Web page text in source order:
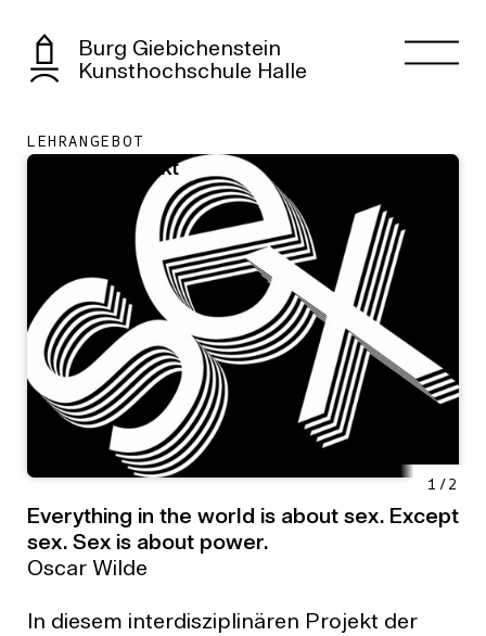
Burg Giebichenstein
Kunsthochschule Halle
LEHRANGEBOT
Das Sexprojekt
1 / 2
Everything in the world is about sex. Except
sex. Sex is about power.
Oscar Wilde
In diesem interdisziplinären Projekt der